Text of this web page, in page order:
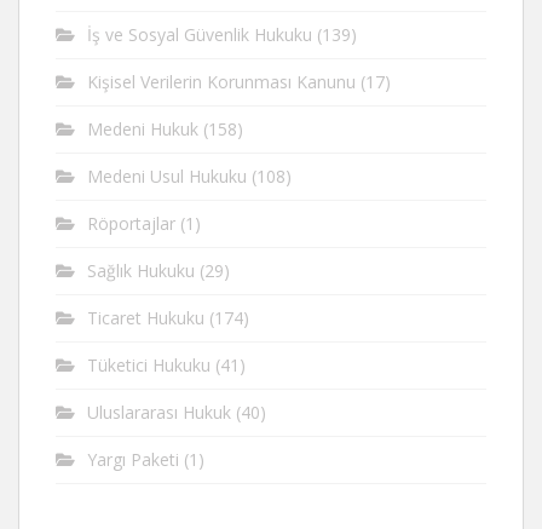
İş ve Sosyal Güvenlik Hukuku (139)
Kişisel Verilerin Korunması Kanunu (17)
Medeni Hukuk (158)
Medeni Usul Hukuku (108)
Röportajlar (1)
Sağlık Hukuku (29)
Ticaret Hukuku (174)
Tüketici Hukuku (41)
Uluslararası Hukuk (40)
Yargı Paketi (1)